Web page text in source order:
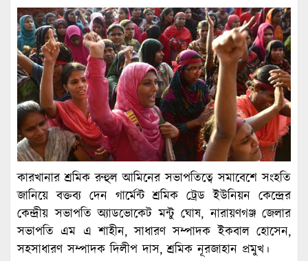
কারখানার শ্রমিক রুহুল আমিনের সভাপতিত্বে সমাবেশে সংহতি
জানিয়ে বক্তব্য দেন গার্মেন্ট শ্রমিক ট্রেড ইউনিয়ন কেন্দ্রের
কেন্দ্রীয় সভাপতি অ্যাডভোকেট মন্টু ঘোষ, নারায়ণগঞ্জ জেলার
সভাপতি এম এ শাহীন, সাধারণ সম্পাদক ইকবাল হোসেন,
সহসাধারণ সম্পাদক দিলীপ দাস, শ্রমিক নূরজাহান প্রমুখ।